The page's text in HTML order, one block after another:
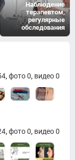
Наблюдение
терапевтом,
регулярные
обследования
,фото 0, видео 0
, фото 0, видео 0